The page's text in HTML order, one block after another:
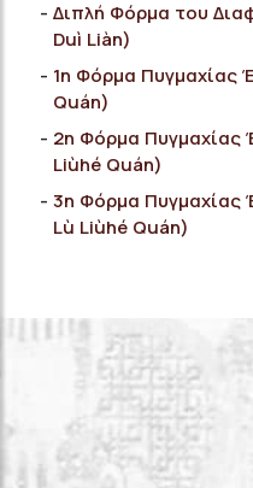
Διπλή Φόρμα του
Duì Liàn)
1η Φόρμα Πυγμαχίας
Quán)
2η Φόρμα Πυγμαχίας
Liùhé Quán)
3η Φόρμα Πυγμαχίας
Lù Liùhé Quán)